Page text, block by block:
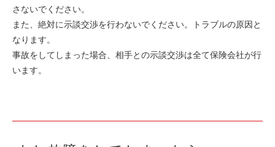
よくある質問
さないでください。
また、絶対に示談交渉を行わないでください。トラブルの原因と
なります。
事故をしてしまった場合、相手との示談交渉は全て保険会社が行
います。